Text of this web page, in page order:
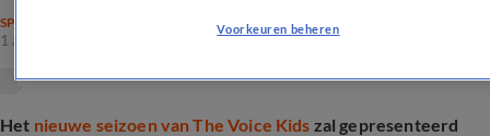
SPRAAKMAKEND
1 apr 2025, 08:45
Het nieuwe seizoen van The Voice Kids zal gepresenteerd
Voorkeuren beheren